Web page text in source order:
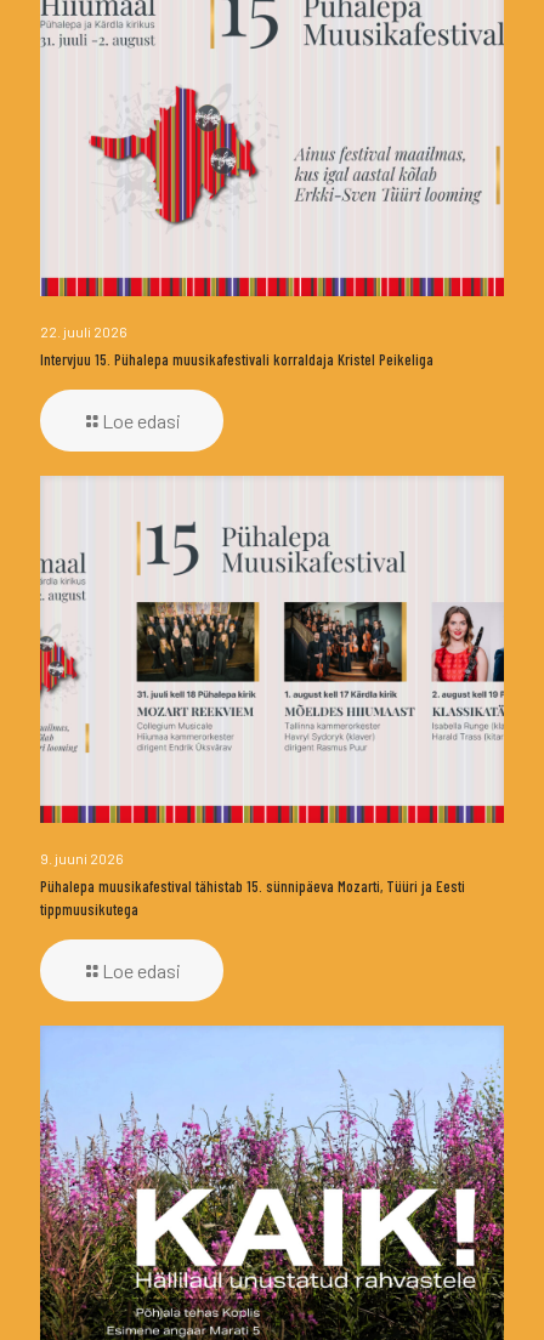
22. juuli 2026
Intervjuu 15. Pühalepa muusikafestivali korraldaja Kristel Peikeliga
Loe edasi
9. juuni 2026
Pühalepa muusikafestival tähistab 15. sünnipäeva Mozarti, Tüüri ja Eesti
tippmuusikutega
Loe edasi